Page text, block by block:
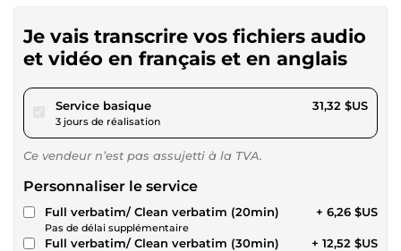
Je vais transcrire vos fichiers audio
et vidéo en français et en anglais
Service basiquepour 28,86 $US
3 jours de réalisation
31,32 $US
Ce vendeur n’est pas assujetti à la TVA.
Personnaliser le service
Full verbatim/ Clean verbatim (20min)
Pas de délai supplémentaire
+ 6,26 $US
Full verbatim/ Clean verbatim (30min) + 12,52 $US